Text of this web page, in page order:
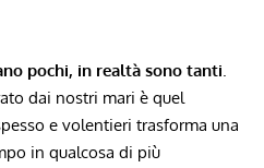
pochi, in realtà sono tanti.
dai nostri mari è quel
e volentieri trasforma una
in qualcosa di più